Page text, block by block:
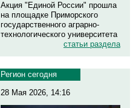
Акция "Единой России" прошла
на площадке Приморского
государственного аграрно-
технологического университета
статьи раздела
Регион сегодня
28 Мая 2026, 14:16